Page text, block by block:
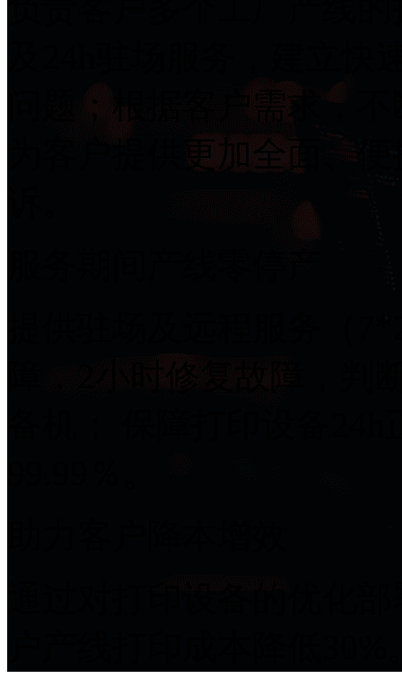
为客户提供更加全面、